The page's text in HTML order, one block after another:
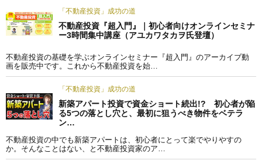
「不動産投資」成功の道
不動産投資『超入門』｜初心者向けオンラインセミナ
ー3時間集中講座（アユカワタカヲ氏登壇）
不動産投資の基礎を学ぶオンラインセミナー『超入門』のアーカイブ動
画を販売中です。これから不動産投資を始…
「不動産投資」成功の道
新築アパート投資で資金ショート続出!? 初心者が陥
る5つの落とし穴と、最初に狙うべき物件をベテラ
ン…
不動産投資の中でも新築アパートは、初心者にとって楽でやりやすの
か。そんなことはない、と不動産投資家のア…